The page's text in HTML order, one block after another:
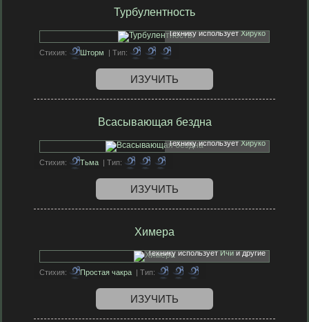
Турбулентность
Технику используетХируко
Стихия: Шторм | Тип:
ИЗУЧИТЬ
Всасывающая бездна
Технику используетХируко
Стихия: Тьма | Тип:
ИЗУЧИТЬ
Химера
Технику используетИчии другие
Стихия: Простая чакра | Тип:
ИЗУЧИТЬ